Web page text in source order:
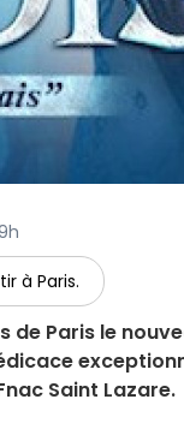
à Paris.
de Paris le
Saint Lazare.